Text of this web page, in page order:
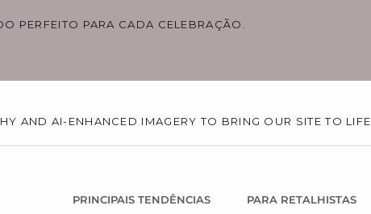
PERFEITO PARA CADA CELEBRAÇÃO.
AND AI-ENHANCED IMAGERY TO BRING OUR SITE TO LIFE.
PRINCIPAIS TENDÊNCIAS PARA RETALHISTAS